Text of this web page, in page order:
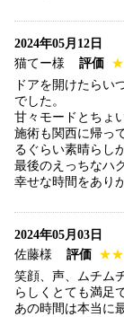
2024年05月12日
猫てー様
評価
ドアを開けたらい
でした。
甘々モードとちょ
施術も関西に帰っ
るぐらい素晴らし
最後のえっちなハ
幸せな時間をあり
2024年05月03日
佐藤様
評価
笑顔、声、ムチム
らしくとても満足
あの時間は本当に